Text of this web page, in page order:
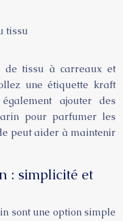
de tissu à carreaux et
une étiquette kraft
ajouter des
pour parfumer les
peut aider à maintenir
: simplicité et
sont une option simple